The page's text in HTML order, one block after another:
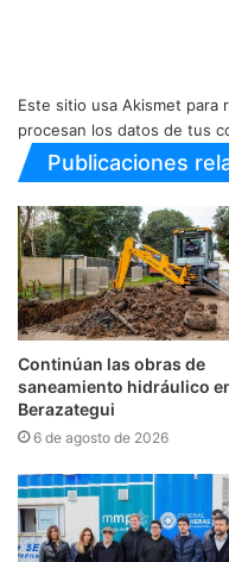
Este sitio usa Akismet para
procesan los datos de tus
Publicaciones
Continúan las obras de
saneamiento hidráulico
Berazategui
6 de agosto de 2026